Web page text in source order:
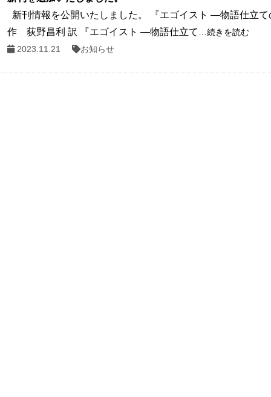
新刊情報を公開いたしました。 『エゴイスト ―物語仕立
作 荻野昌利 訳 『エゴイスト ―物語仕立て …続きを読む
2023.11.21 お知らせ